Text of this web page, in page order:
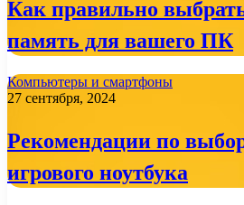
Как правильно
память для вашего ПК
Компьютеры и смартфоны
27 сентября, 2024
Рекомендации по
игрового ноутбука